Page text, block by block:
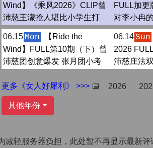
Wind】《乘风2026》CLIP曾
沛慈王濛抢人堪比小学生打
FULL加更
对李小冉
06.15 Mon
【Ride the
Wind】FULL第10期（下）曾
沛慈团创意爆发 张月团小考
06.14Sun
2026
沛慈庄法
更多《女人好犀利》 >>> 📅 2026
其他年份
减轻服务器负担，此处暂不再显示最新评